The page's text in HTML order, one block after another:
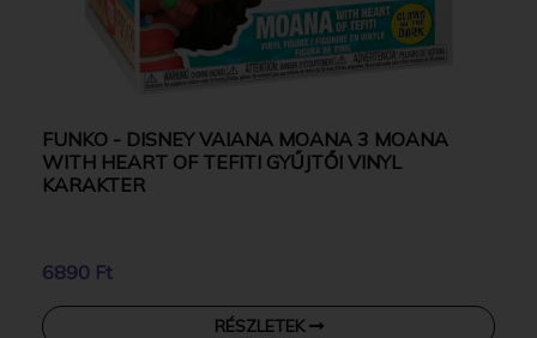
FUNKO - DISNEY VAIANA MOANA 3 MOANA
WITH HEART OF TEFITI GYŰJTŐI VINYL
KARAKTER
6890 Ft
RÉSZLETEK